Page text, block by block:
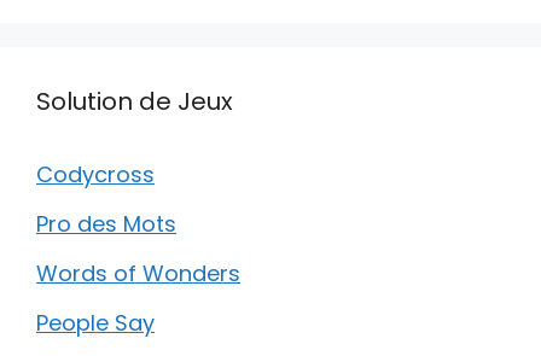
Solution de Jeux
Codycross
Pro des Mots
Words of Wonders
People Say